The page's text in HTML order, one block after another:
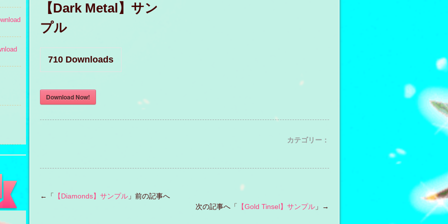
【Dark Metal】サン
プル
710 Downloads
Download Now!
カテゴリー：
←「 【Diamonds】サンプル 」前の記事へ
次の記事へ「
【Gold Tinsel】サンプル 」→